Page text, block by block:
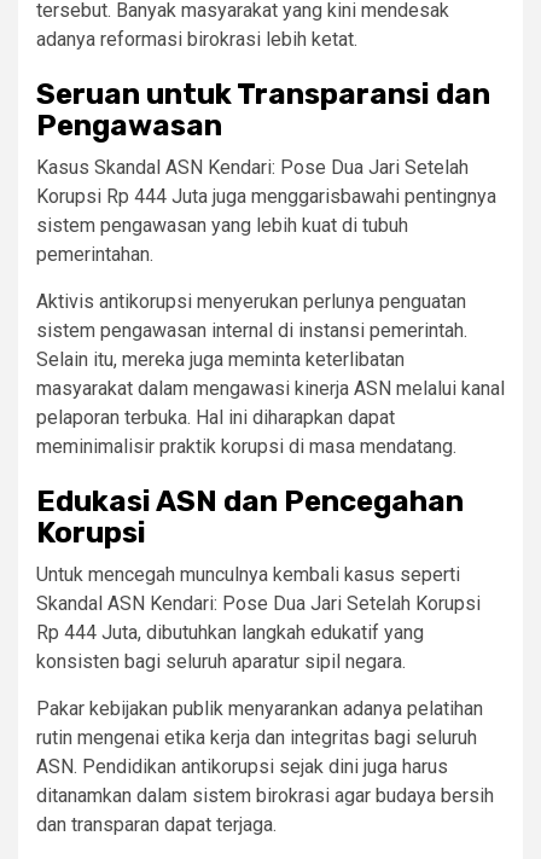
tersebut. Banyak masyarakat yang kini mendesak
adanya reformasi birokrasi lebih ketat.
Seruan untuk Transparansi dan
Pengawasan
Kasus Skandal ASN Kendari: Pose Dua Jari Setelah
Korupsi Rp 444 Juta juga menggarisbawahi pentingnya
sistem pengawasan yang lebih kuat di tubuh
pemerintahan.
Aktivis antikorupsi menyerukan perlunya penguatan
sistem pengawasan internal di instansi pemerintah.
Selain itu, mereka juga meminta keterlibatan
masyarakat dalam mengawasi kinerja ASN melalui kanal
pelaporan terbuka. Hal ini diharapkan dapat
meminimalisir praktik korupsi di masa mendatang.
Edukasi ASN dan Pencegahan
Korupsi
Untuk mencegah munculnya kembali kasus seperti
Skandal ASN Kendari: Pose Dua Jari Setelah Korupsi
Rp 444 Juta, dibutuhkan langkah edukatif yang
konsisten bagi seluruh aparatur sipil negara.
Pakar kebijakan publik menyarankan adanya pelatihan
rutin mengenai etika kerja dan integritas bagi seluruh
ASN. Pendidikan antikorupsi sejak dini juga harus
ditanamkan dalam sistem birokrasi agar budaya bersih
dan transparan dapat terjaga.